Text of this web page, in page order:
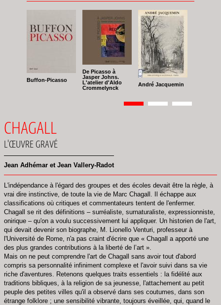
Buffon-Picasso
De Picasso à
Jasper Johns.
L'atelier d'Aldo
Crommelynck
André Jacquemin
Pagination
Page
1 Page
2 Page
3
CHAGALL
L'ŒUVRE GRAVÉ
Jean Adhémar et Jean Vallery-Radot
L'indépendance à l'égard des groupes et des écoles devait être la règle, à
vrai dire instinctive, de toute la vie de Marc Chagall. Il échappe aux
classifications où critiques et commentateurs tentent de l'enfermer.
Chagall se rit des définitions – surréaliste, surnaturaliste, expressionniste,
onirique – qu'on a voulu successivement lui appliquer. Un historien de l'art,
qui devait devenir son biographe, M. Lionello Venturi, professeur à
l'Université de Rome, n'a pas craint d'écrire que « Chagall a apporté une
des plus grandes contributions à la liberté de l’art ».
Mais on ne peut comprendre l'art de Chagall sans avoir tout d'abord
compris sa personnalité infiniment complexe et l'avoir suivi dans sa vie
riche d'aventures. Retenons quelques traits essentiels : la fidélité aux
traditions bibliques, à la religion de sa jeunesse, l'attachement au petit
peuple des petites villes qu'il a observé dans ses coutumes, dans son
étrange folklore ; une sensibilité vibrante, toujours éveillée, qui, quand le